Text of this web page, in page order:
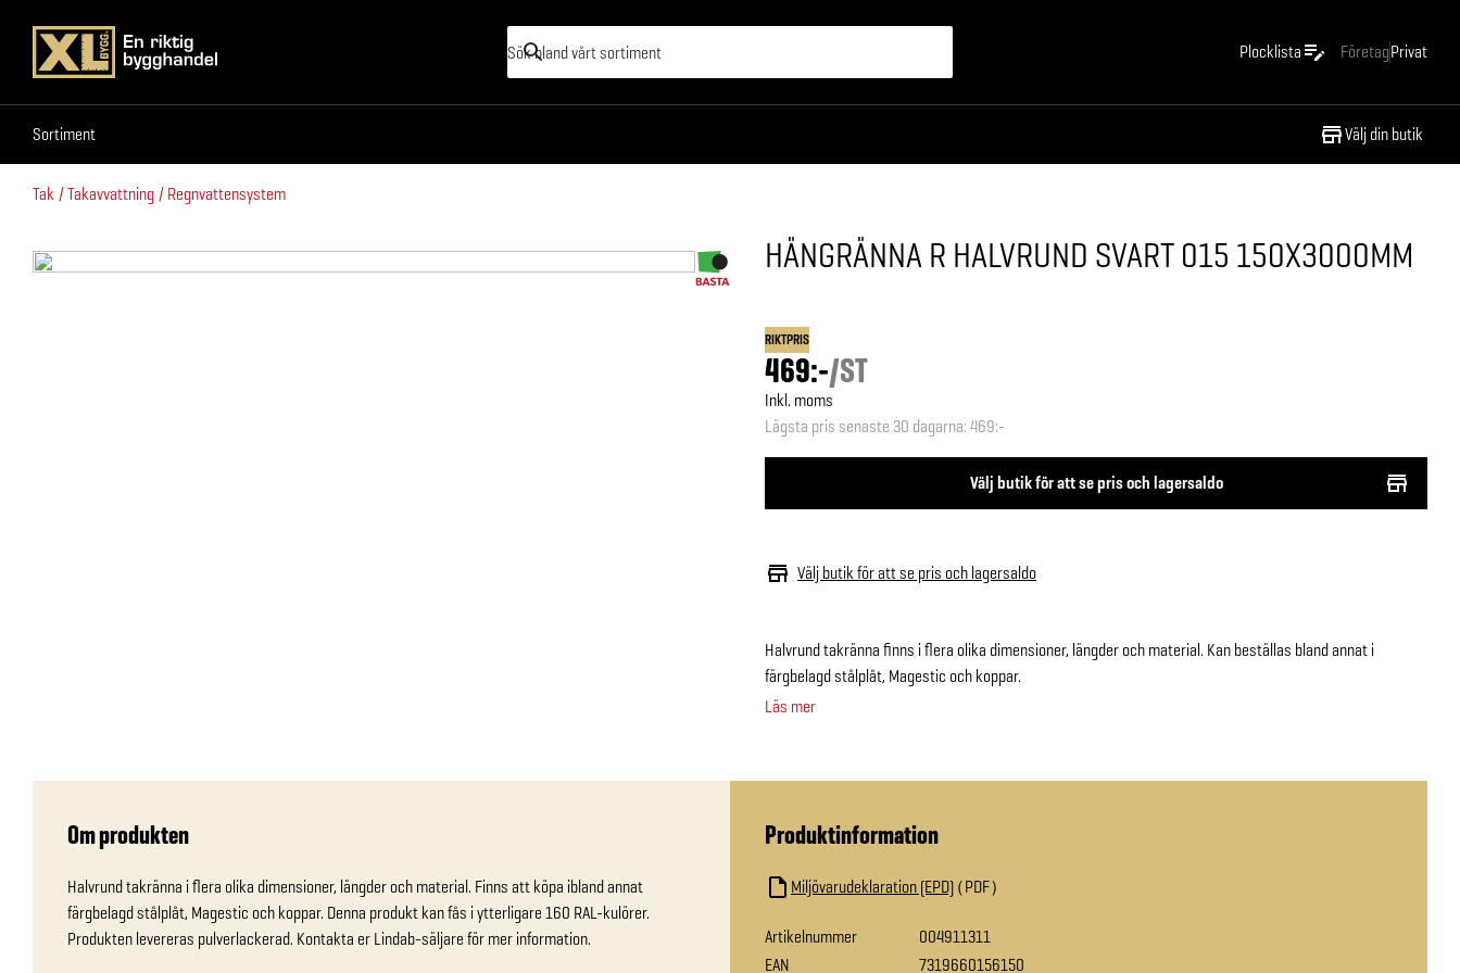
Plocklista FöretagPrivat
Sortiment Välj din butik
Sortiment
Tak Takavvattning Regnvattensystem
HÄNGRÄNNA R HALVRUND SVART 015 150X3000MM
RIKTPRIS
469:-/ST
Inkl. moms
Lägsta pris senaste 30 dagarna:469:-
Välj butik för att se pris och lagersaldo
Välj butik för att se pris och lagersaldo
Halvrund takränna finns i flera olika dimensioner, längder och material. Kan beställas bland annat i
färgbelagd stålplåt, Magestic och koppar.
Läs mer
Om produkten
Halvrund takränna i flera olika dimensioner, längder och material. Finns att köpa ibland annat
färgbelagd stålplåt, Magestic och koppar. Denna produkt kan fås i ytterligare 160 RAL-kulörer.
Produkten levereras pulverlackerad. Kontakta er Lindab-säljare för mer information.
Produktinformation
Miljövarudeklaration (EPD) PDF
Artikelnummer
004911311
EAN
7319660156150